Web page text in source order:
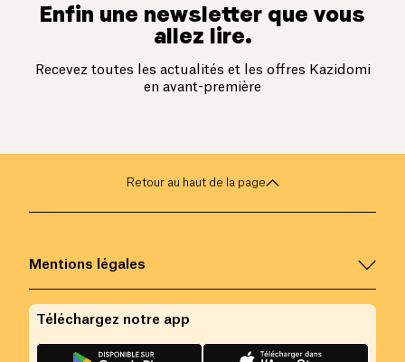
Enfin une newsletter que vous
allez lire.
Recevez toutes les actualités et les offres Kazidomi
en avant-première
Retour au haut de la page
Mentions légales
Téléchargez notre app